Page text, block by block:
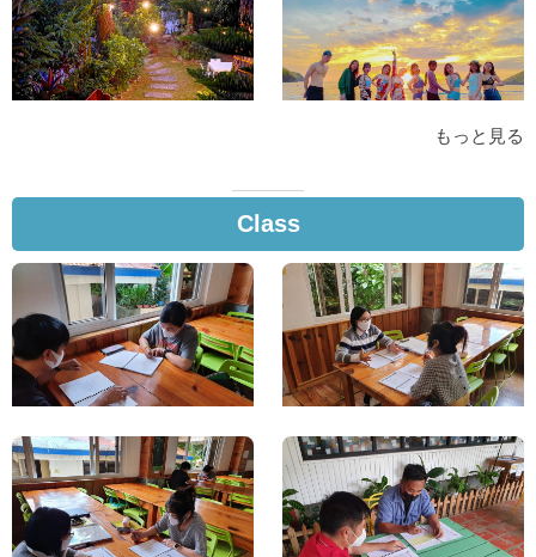
もっと見る
Class